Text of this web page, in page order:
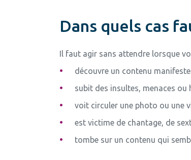
Dans quels cas
Il faut agir sans attendre lorsque
découvre un contenu
subit des insultes, menaces ou
voit circuler une photo ou une
est victime de chantage, de
tombe sur un contenu qui